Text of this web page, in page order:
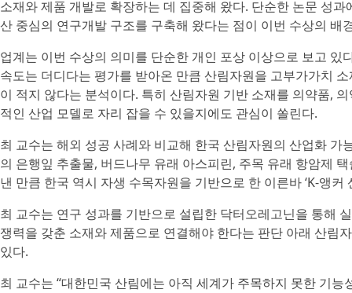
소재와 제품 개발로 확장하는 데 집중해 왔다. 단순한 논문 성
산 중심의 연구개발 구조를 구축해 왔다는 점이 이번 수상의 배
업계는 이번 수상의 의미를 단순한 개인 포상 이상으로 보고
속도는 더디다는 평가를 받아온 만큼 산림자원을 고부가가치
이 적지 않다는 분석이다. 특히 산림자원 기반 소재를 의약품,
적인 산업 모델로 자리 잡을 수 있을지에도 관심이 쏠린다.
최 교수는 해외 성공 사례와 비교해 한국 산림자원의 산업화
의 은행잎 추출물, 버드나무 유래 아스피린, 주목 유래 항암제
낸 만큼 한국 역시 자생 수목자원을 기반으로 한 이른바 ‘K-앵
최 교수는 연구 성과를 기반으로 설립한 닥터오레고닌을 통해
쟁력을 갖춘 소재와 제품으로 연결해야 한다는 판단 아래 산림
있다.
최 교수는 “대한민국 산림에는 아직 세계가 주목하지 못한 기